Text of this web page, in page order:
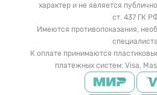
характер и не является
ст. 437 ГК
Имеются противопоказания,
специалиста
К оплате принимаются
платежных систем: Visa,